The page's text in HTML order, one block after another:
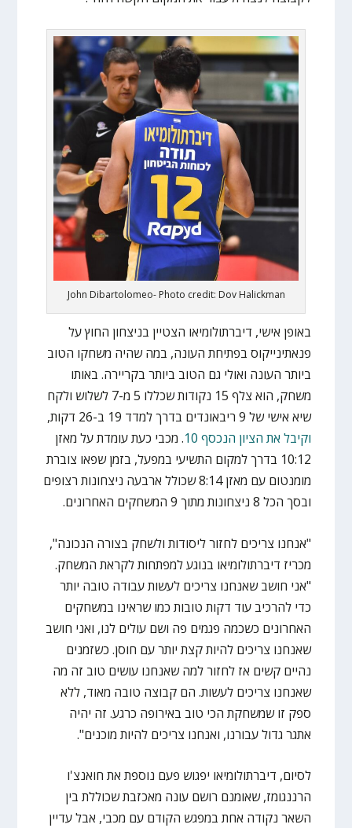
John Dibartolomeo- Photo credit: Dov Halickman
באופן אישי, דיברתולומיאו הצטיין בניצחון החוץ על
פנאתינייקוס בפתיחת העונה, במה שהיה משחקו הטוב
ביותר העונה ואולי גם הטוב ביותר בקריירה. באותו
משחק, הוא צלף 15 נקודות שכללו 5 מ-7 לשלוש ולקח
שיא אישי של 9 ריבאונדים בדרך למדד 19 ב-26 דקות,
וקיבל את הציון הנכסף 10
. מכבי כעת עומדת על מאזן
10:12 בדרך למקום התשיעי במפעל, בזמן שפאו צוברת
מומנטום עם מאזן 8:14 שכולל ארבעה ניצחונות רצופים
ובסך הכל 8 ניצחונות מתוך 9 המשחקים האחרונים.
"אנחנו צריכים לחזור ליסודות ולשחק בצורה הנכונה",
מכריז דיברתולומיאו בנוגע למפתחות לקראת המשחק.
"אני חושב שאנחנו צריכים לעשות עבודה טובה יותר
כדי להרכיב עוד דקות טובות כמו שראינו במשחקים
האחרונים כשכמה פגמים פה ושם עולים לנו, ואני חושב
שאנחנו צריכים להיות קצת יותר עם חוסן. כשזמנים
נהיים קשים אז לחזור למה שאנחנו עושים טוב זה מה
שאנחנו צריכים לעשות. הם קבוצה טובה מאוד, ללא
ספק זו שמשחקת הכי טוב באירופה כרגע. זה יהיה
אתגר גדול עבורנו, ואנחנו צריכים להיות מוכנים".
לסיום, דיברתולומיאו יפגוש פעם נוספת את חואנצ'ו
הרננגומז, שאומנם רושם עונה מאכזבת שכוללת בין
השאר נקודה אחת במפגש הקודם עם מכבי, אבל עדיין